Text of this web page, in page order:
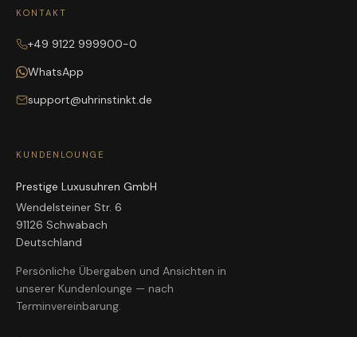
KONTAKT
+49 9122 999900-0
WhatsApp
support@uhrinstinkt.de
KUNDENLOUNGE
Prestige Luxusuhren GmbH
Wendelsteiner Str. 6
91126 Schwabach
Deutschland
Persönliche Übergaben und Ansichten in
unserer Kundenlounge — nach
Terminvereinbarung.